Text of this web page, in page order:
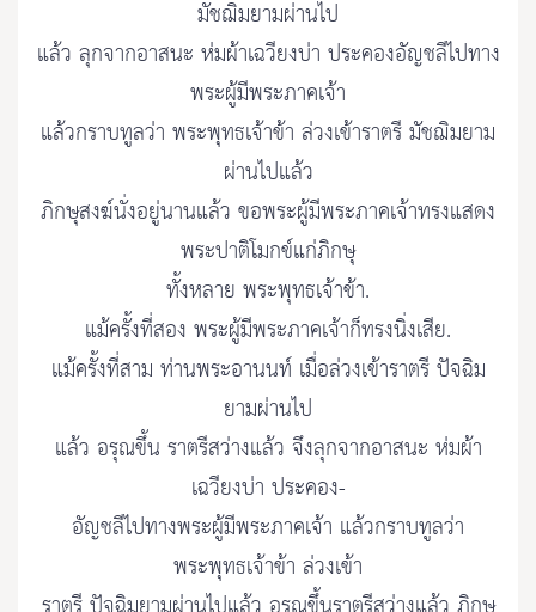
มัชฌิมยามผ่านไป
แล้ว ลุกจากอาสนะ ห่มผ้าเฉวียงบ่า ประคองอัญชลีไปทาง
พระผู้มีพระภาคเจ้า
แล้วกราบทูลว่า พระพุทธเจ้าข้า ล่วงเข้าราตรี มัชฌิมยาม
ผ่านไปแล้ว
ภิกษุสงฆ์นั่งอยู่นานแล้ว ขอพระผู้มีพระภาคเจ้าทรงแสดง
พระปาติโมกข์แก่ภิกษุ
ทั้งหลาย พระพุทธเจ้าข้า.
แม้ครั้งที่สอง พระผู้มีพระภาคเจ้าก็ทรงนิ่งเสีย.
แม้ครั้งที่สาม ท่านพระอานนท์ เมื่อล่วงเข้าราตรี ปัจฉิม
ยามผ่านไป
แล้ว อรุณขึ้น ราตรีสว่างแล้ว จึงลุกจากอาสนะ ห่มผ้า
เฉวียงบ่า ประคอง-
อัญชลีไปทางพระผู้มีพระภาคเจ้า แล้วกราบทูลว่า
พระพุทธเจ้าข้า ล่วงเข้า